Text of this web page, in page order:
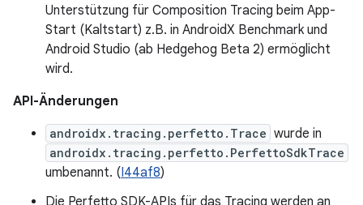
Unterstützung für Composition Tracing beim App-
Start (Kaltstart) z.B. in AndroidX Benchmark und
Android Studio (ab Hedgehog Beta 2) ermöglicht
wird.
API-Änderungen
androidx.tracing.perfetto.Trace wurde in
androidx.tracing.perfetto.PerfettoSdkTrace
umbenannt. (I44af8)
Die Perfetto SDK-APIs für das Tracing werden an